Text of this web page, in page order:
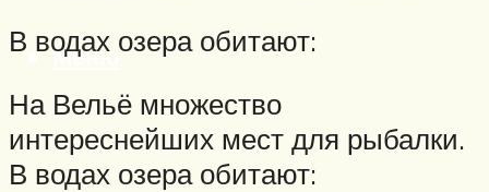
Меню
В водах озера обитают:
На Вельё множество
интереснейших мест для рыбалки.
В водах озера обитают: